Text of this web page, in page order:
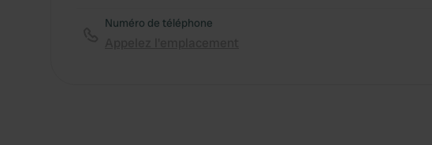
Numéro de téléphone